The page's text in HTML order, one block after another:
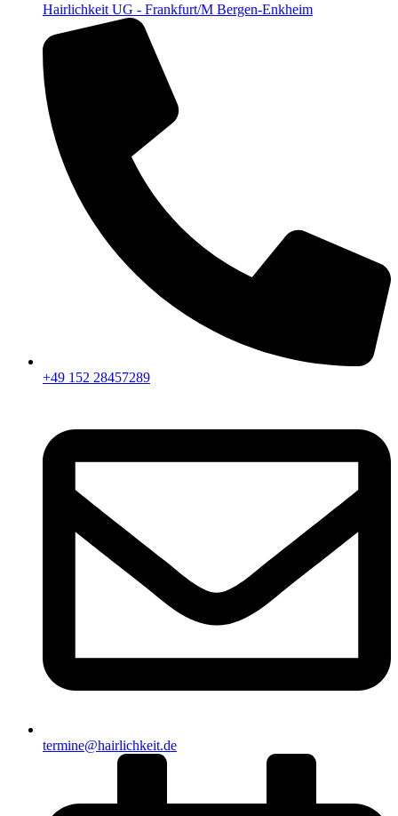
Hairlichkeit UG - Frankfurt/M Bergen-Enkheim
+49 152 28457289
termine@hairlichkeit.de